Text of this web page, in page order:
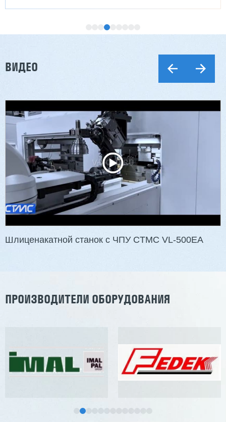
Лущильный станок (комбинированный)
HARTMANN PRIME BX-17G
3 713 115 ₽
3 827 869 ₽
Артикул: 3088
Длина чурака: до 1700 мм
Ø чурака: 90-500 мм
Толщина шпона: 0,5-3,0 мм
ВИДЕО
Шлиценакатной станок с ЧПУ CTMC VL-500EA
ПРОИЗВОДИТЕЛИ ОБОРУДОВАНИЯ